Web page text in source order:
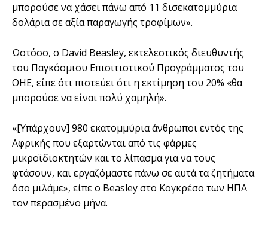
μπορούσε να χάσει πάνω από 11 δισεκατομμύρια
δολάρια σε αξία παραγωγής τροφίμων».
Ωστόσο, ο David Beasley, εκτελεστικός διευθυντής
του Παγκόσμιου Επισιτιστικού Προγράμματος του
ΟΗΕ, είπε ότι πιστεύει ότι η εκτίμηση του 20% «θα
μπορούσε να είναι πολύ χαμηλή».
«[Υπάρχουν] 980 εκατομμύρια άνθρωποι εντός της
Αφρικής που εξαρτώνται από τις φάρμες
μικροϊδιοκτητών και το λίπασμα για να τους
φτάσουν, και εργαζόμαστε πάνω σε αυτά τα ζητήματα
όσο μιλάμε», είπε ο Beasley στο Κογκρέσο των ΗΠΑ
τον περασμένο μήνα.